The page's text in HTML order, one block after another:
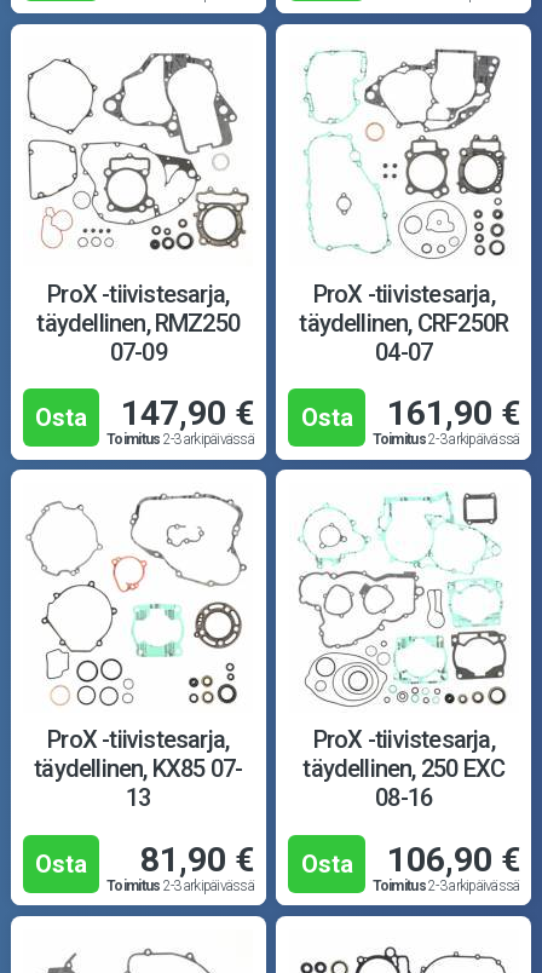
ProX -tiivistesarja,
täydellinen, RMZ250
07-09
Osta 147,90 €
Toimitus 2-3 arkipäivässä
ProX -tiivistesarja,
täydellinen, CRF250R
04-07
Osta 161,90 €
Toimitus2-3 arkipäivässä
ProX -tiivistesarja,
täydellinen, KX85 07-
13
Osta 81,90 €
Toimitus 2-3 arkipäivässä
ProX -tiivistesarja,
täydellinen, 250 EXC
08-16
Osta 106,90 €
Toimitus2-3 arkipäivässä